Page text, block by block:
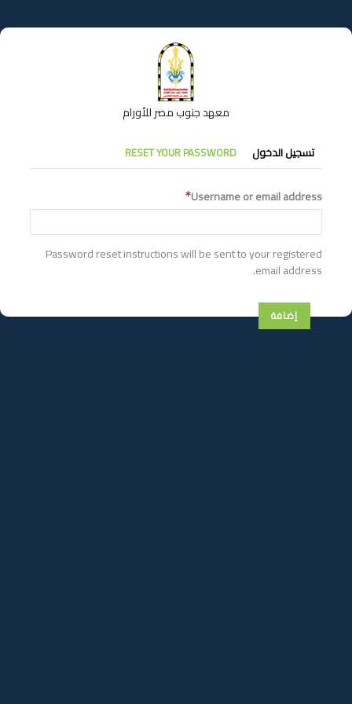
إلى
المحتوى
معهد جنوب مصر للأورام
التبويبات
الأساسية
تسجيل الدخول RESET YOUR PASSWORD
Username or email address
Password reset instructions will be sent to your registered
email address.